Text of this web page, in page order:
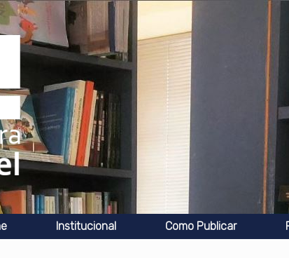
Institucional Como Publicar